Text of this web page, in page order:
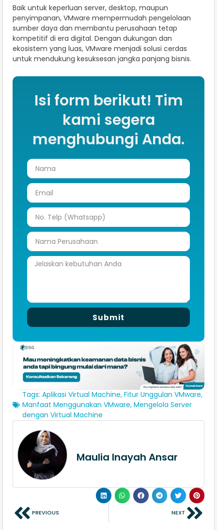
Baik untuk keperluan server, desktop, maupun
penyimpanan, VMware mempermudah pengelolaan
sumber daya dan membantu perusahaan tetap
kompetitif di era digital. Dengan dukungan dan
ekosistem yang luas, VMware menjadi solusi cerdas
untuk mendukung kesuksesan jangka panjang bisnis.
Isi form berikut! Tim
kami segera
menghubungi Anda.
Submit
Tags: Aplikasi Virtual Machine, Fitur Unggulan VMware,
Manfaat Menggunakan VMware, Mengelola Server
dengan Virtual Machine
Maulia Inayah Ansar
PREVIOUS NEXT